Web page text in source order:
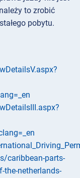
to zrobić
pobytu.
caribbean-parts-
netherlands-